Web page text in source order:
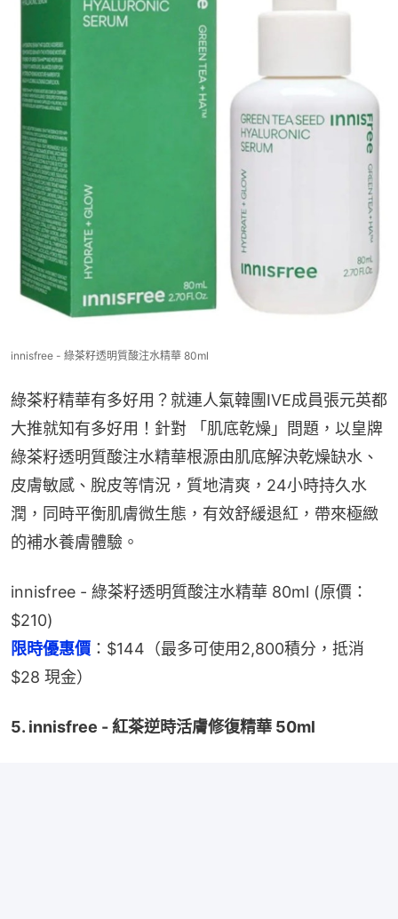
innisfree - 綠茶籽透明質酸注水精華 80ml
綠茶籽精華有多好用？就連人氣韓團IVE成員張元英都
大推就知有多好用！針對 「肌底乾燥」問題，以皇牌
綠茶籽透明質酸注水精華根源由肌底解決乾燥缺水、
皮膚敏感、脫皮等情況，質地清爽，24小時持久水
潤，同時平衡肌膚微生態，有效舒緩退紅，帶來極緻
的補水養膚體驗。
innisfree - 綠茶籽透明質酸注水精華 80ml (原價：
$210)
限時優惠價 ：$144（最多可使用2,800積分，抵消
$28 現金）
5. innisfree - 紅茶逆時活膚修復精華 50ml